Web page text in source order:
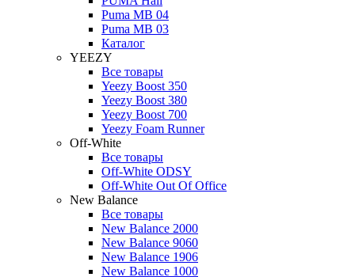
Puma MB 04
Puma MB 03
Каталог
YEEZY
Все товары
Yeezy Boost 350
Yeezy Boost 380
Yeezy Boost 700
Yeezy Foam Runner
Off-White
Все товары
Off-White ODSY
Off-White Out Of Office
New Balance
Все товары
New Balance 2000
New Balance 9060
New Balance 1906
New Balance 1000